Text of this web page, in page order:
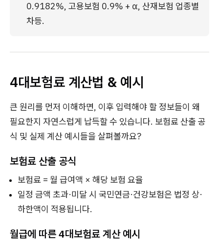
0.9182%, 고용보험 0.9% + α, 산재보험 업종별
차등.
4대보험료 계산법 & 예시
큰 원리를 먼저 이해하면, 이후 입력해야 할 정보들이 왜
필요한지 자연스럽게 납득할 수 있습니다. 보험료 산출 공
식 및 실제 계산 예시들을 살펴볼까요?
보험료 산출 공식
보험료 = 월 급여액 × 해당 보험 요율
일정 금액 초과·미달 시 국민연금·건강보험은 법정 상·
하한액이 적용됩니다.
월급에 따른 4대보험료 계산 예시